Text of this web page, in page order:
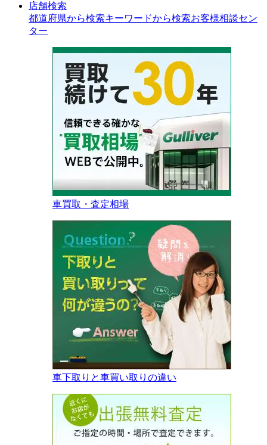
店舗検索
都道府県から検索キーワードから検索お客様相談セン
ター
車買取・査定相場
車下取りと車買い取りの違い